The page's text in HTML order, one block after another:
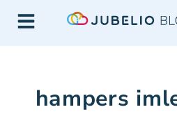
hampers